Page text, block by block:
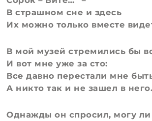
В страшном сне и здесь
Их можно только вместе
В мой музей стремились бы
И вот мне уже за сто:
Все давно перестали мне
А никто так и не зашел в него.
Однажды он спросил, могу ли